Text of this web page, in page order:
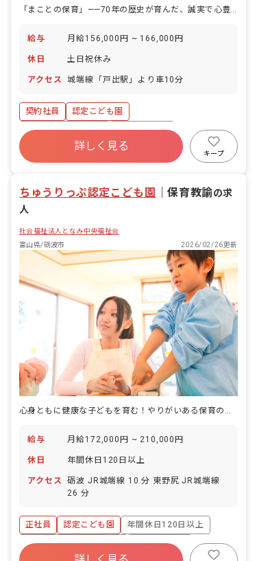
給与 月給156,000円 ~ 166,000円
休日 土日祝休み
アクセス 城端線「戸出駅」より車10分
契約社員
認定こども園
ボーナス・賞与あり
社会保険完備
退職金制度
詳しく見る
キープ
ちゅうりっぷ認定こども園 ｜保育教諭の求
人
社会福祉法人となみ中央福祉会
富山県/砺波市
2026/02/26更新
給与 月給172,000円 ~ 210,000円
休日 年間休日120日以上
アクセス
砺波 JR城端線 10 分 東野尻 JR城端線
26 分
正社員 認定こども園
年間休日120日以上
寮・住宅・家賃補助あり
社会保険完備